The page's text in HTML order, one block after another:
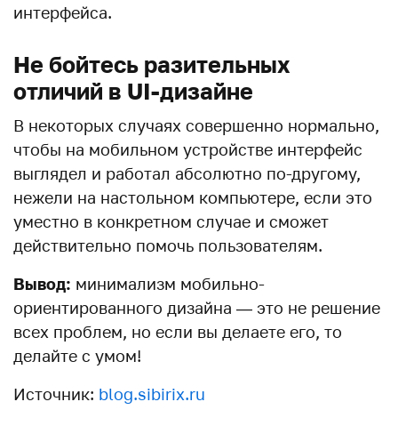
интерфейса.
Не бойтесь разительных
отличий в UI-дизайне
В некоторых случаях совершенно нормально,
чтобы на мобильном устройстве интерфейс
выглядел и работал абсолютно по-другому,
нежели на настольном компьютере, если это
уместно в конкретном случае и сможет
действительно помочь пользователям.
Вывод: минимализм мобильно-
ориентированного дизайна — это не решение
всех проблем, но если вы делаете его, то
делайте с умом!
Источник: blog.sibirix.ru